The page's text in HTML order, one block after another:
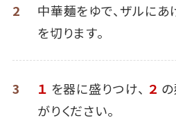
2
中華麺をゆで、ザルにあ
を切ります。
3 １ を器に盛りつけ、 ２
がりください。